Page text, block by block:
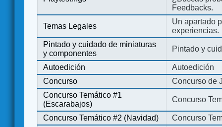
Feedbacks.
Temas Legales
Un apartado
experiencias.
Pintado y cuidado de miniaturas
y componentes
Pintado y
Autoedición
Autoedición
Concurso
Concurso de
Concurso Temático #1
(Escarabajos)
Concurso
Concurso Temático #2 (Navidad)
Concurso